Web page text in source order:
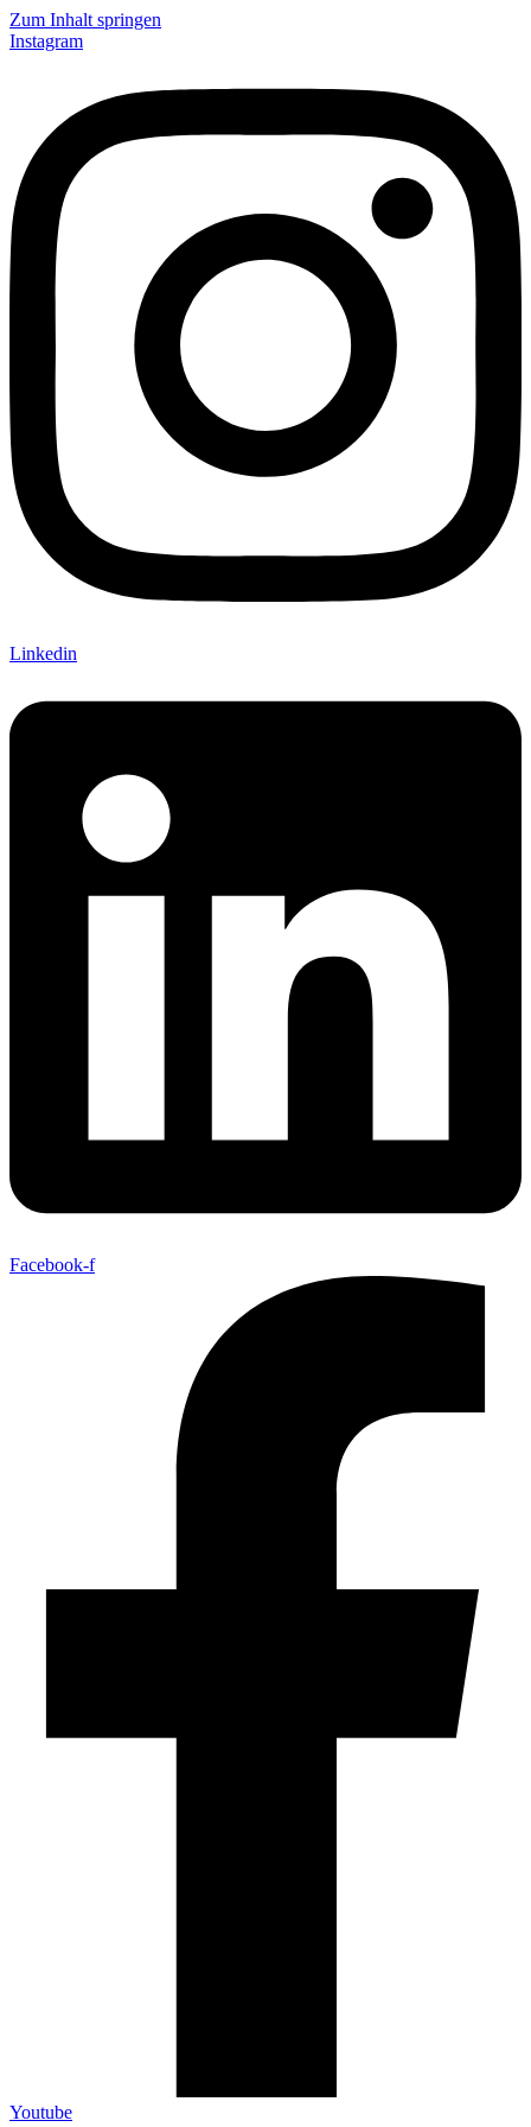
Zum Inhalt springen
Instagram
Linkedin
Facebook-f
Youtube